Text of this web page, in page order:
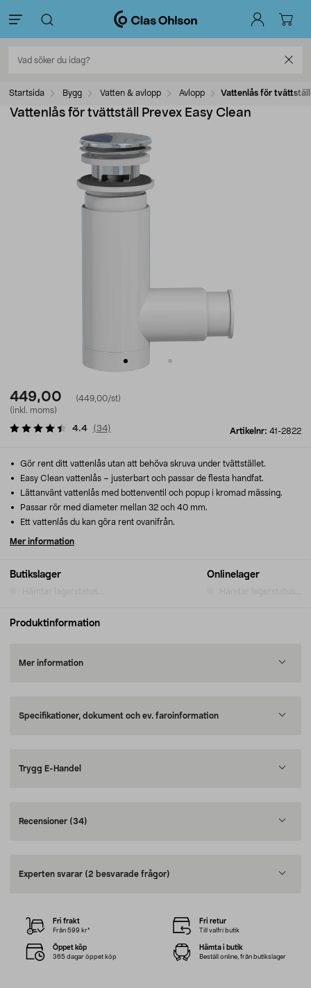
Startsida Bygg Vatten & avlopp Avlopp Vattenlås för tvättställ
Vattenlås för tvättställ Prevex Easy Clean
449,00
(449,00/st)
(inkl. moms)
Artikelnr: 41-2822
4.4 (34)
Butikslager Onlinelager
Gör rent ditt vattenlås utan att behöva skruva under tvättstället.
Easy Clean vattenlås – justerbart och passar de flesta handfat.
Lättanvänt vattenlås med bottenventil och popup i kromad mässing.
Passar rör med diameter mellan 32 och 40 mm.
Ett vattenlås du kan göra rent ovanifrån.
Mer information
Produktinformation
Mer information
Specifikationer, dokument och ev. faroinformation
Trygg E-Handel
Recensioner (34)
Experten svarar (2 besvarade frågor)
Fri frakt
Från 599 kr*
Fri retur
Till valfri butik
Öppet köp
365 dagar öppet köp
Hämta i butik
Beställ online, från butikslager